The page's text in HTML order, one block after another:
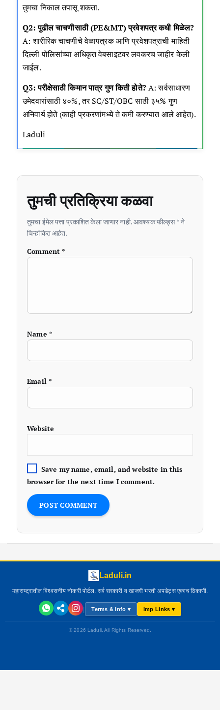
तुमचा निकाल तपासू शकता.
Q2: पुढील चाचणीसाठी (PE&MT) प्रवेशपत्र कधी मिळेल?
A: शारीरिक चाचणीचे वेळापत्रक आणि प्रवेशपत्राची माहिती
दिल्ली पोलिसांच्या अधिकृत वेबसाइटवर लवकरच जाहीर केली
जाईल.
Q3: परीक्षेसाठी किमान पात्र गुण किती होते?A: सर्वसाधारण
उमेदवारांसाठी ४०%, तर SC/ST/OBC साठी ३५% गुण
अनिवार्य होते (काही प्रकरणांमध्ये ते कमी करण्यात आले आहेत).
Laduli
तुमची प्रतिक्रिया कळवा
तुमचा ईमेल पत्ता प्रकाशित केला जाणार नाही. आवश्यक फील्ड्स * ने
चिन्हांकित आहेत.
Comment*
Name *
Email *
Website
Save my name, email, and website in this
browser for the next time I comment.
Laduli.in
महाराष्ट्रातील विश्वसनीय नोकरी पोर्टल. सर्व सरकारी व खाजगी भरती अपडेट्स एकाच ठिकाणी.
| Terms & Info ▾ Imp Links ▾
© 2026 Laduli. All Rights Reserved.